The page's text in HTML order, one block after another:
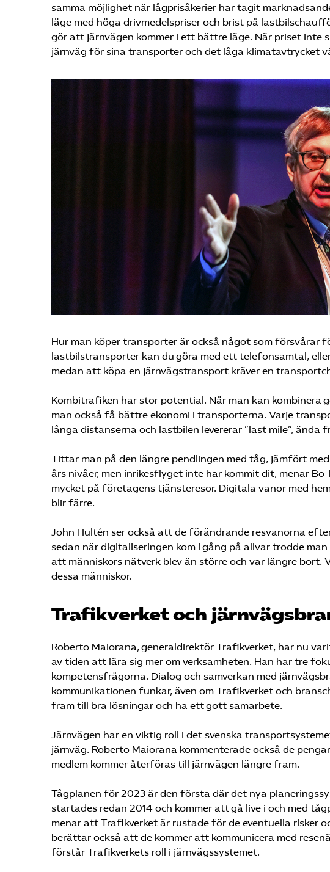
samma möjlighet när lågprisåkerier har tagit
läge med höga drivmedelspriser och brist på
gör att järnvägen kommer i ett bättre läge. När priset
järnväg för sina transporter och det låga klimatavtrycket
Hur man köper transporter är också något som försvårar
lastbilstransporter kan du göra med ett telefonsamtal,
medan att köpa en järnvägstransport kräver en
Kombitrafiken har stor potential. När man kan kombinera
man också få bättre ekonomi i transporterna. Varje
långa distanserna och lastbilen levererar ”last mile”, ända
Tittar man på den längre pendlingen med tåg, jämfört
års nivåer, men inrikesflyget inte har kommit dit, menar
mycket på företagens tjänsteresor. Digitala vanor med
blir färre.
John Hultén ser också att de förändrande resvanorna
sedan när digitaliseringen kom i gång på allvar trodde
att människors nätverk blev än större och var längre
dessa människor.
Trafikverket och
Roberto Maiorana, generaldirektör Trafikverket, har nu
av tiden att lära sig mer om verksamheten. Han har tre
kompetensfrågorna. Dialog och samverkan med
kommunikationen funkar, även om Trafikverket och
fram till bra lösningar och ha ett gott samarbete.
Järnvägen har en viktig roll i det svenska
järnväg. Roberto Maiorana kommenterade också de
medlem kommer återföras till järnvägen längre fram.
Tågplanen för 2023 är den första där det nya
startades redan 2014 och kommer att gå live i och med
menar att Trafikverket är rustade för de eventuella risker
berättar också att de kommer att kommunicera med
förstår Trafikverkets roll i järnvägssystemet.